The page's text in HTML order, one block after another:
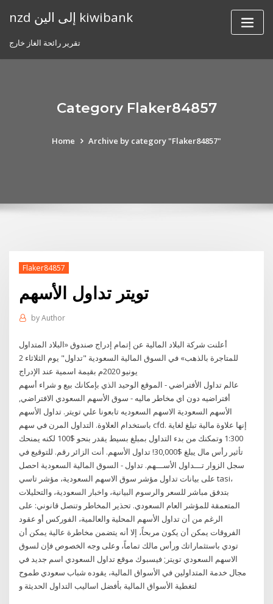
nzd إلى الين kiwibank
تقرير رائحة الغاز خارج
Category Flaker84857
Home Archive by category "Flaker84857"
Flaker84857
تويتر تداول الأسهم
byAuthor
أعلنت شركة البلاد المالية عن إتمام إدراج صندوق «البلاد المتداول
للمتاجرة بالذهب» في السوق المالية السعودية "تداول" يوم الثلاثاء 2
عالم تداول الأفتراضي - الموقع الوحيد الذي بإمكانك بيع و شراء أسهم
أفتراضيه دون اي مخاطر ماليه - سوق الأسهم السعودي الافتراضي,
الأسهم السعودية الاسهم السعوديه تابعونا علي تويتر. تداول الأسهم
باستخدام العلاوة. التداول المرن في سهم cfd. إنها علاوة مالية تبلغ لغاية
1:300 وتمكنك من بدء التداول بمبلغ بسيط يقدر بنحو $100 لكنه يمنحك
تأثير رأس مال يبلغ $30,000! تداول الأسهم. أنت الزائر رقم. للتوقيع في
سجل الزوار تـــداول الأســـهم. تداول - السوق المالية السعودية احصل
على بيانات تداول مؤشر سوق الاسهم السعودية، مؤشر تاسي tasi،
بتدفق مباشر للسعر والرسوم البيانية، واخبار السعودية، والتحليلات
المتعمقة للمؤشر العام السعودي. تحذير المخاطر وتنصل قانوني: على
الرغم من أن تداول الأسهم المحلية والعالمية، الفوركس أو عقود
الفروقات يمكن أن يكون مربحاً، إلا أنه يتضمن مخاطرة عالية يمكن أن
تودي باستثماراتك ورأس مالك تماماً، وعلى وجه الخصوص فإن لسوق
الاسهم السعودي تويتر; فيسبوك موقع تداول السعودي اسم جديد في
مجال خدمة المتداولين في الأسواق المالية، يقوده شباب سعودي طموح
لتغطية الأسواق المالية بأفضل اساليب التداول الحديثة و